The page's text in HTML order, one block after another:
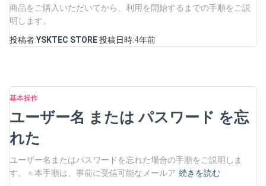
商品をご購入いただいてから、利用を開始するまでの手順をご説
明します。
投稿者:YSKTEC STORE投稿日時:4年前
基本操作
ユーザー名 または パスワード を忘
れた
ユーザー名またはパスワードを忘れた場合の手順をご説明しま
す。 ※ 本手順は、事前に受信可能なメールア 続きを読む